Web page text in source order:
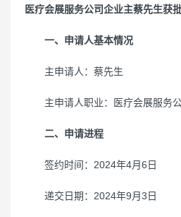
医疗会展服务公司企业主蔡先生获
一、申请人基本情况
主申请人：蔡先生
主申请人职业：医疗会展服务
二、申请进程
签约时间：2024年4月6日
递交日期：2024年9月3日